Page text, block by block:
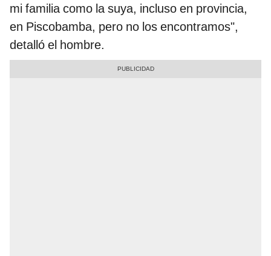
mi familia como la suya, incluso en provincia,
en Piscobamba, pero no los encontramos",
detalló el hombre.